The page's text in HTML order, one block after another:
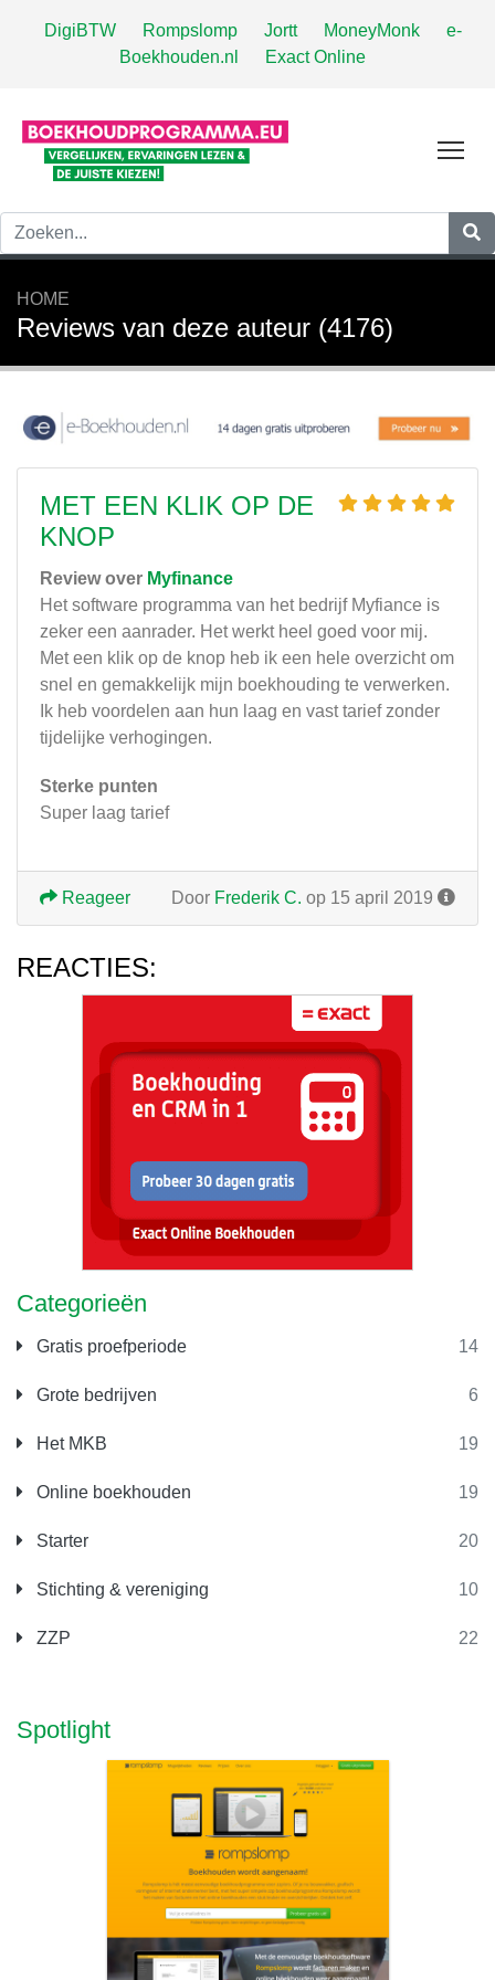
DigiBTW Rompslomp Jortt MoneyMonk
e-
Boekhouden.nl
Exact Online
HOME
Reviews van deze auteur (4176)
Categorieën
Gratis proefperiode 14
Grote bedrijven 6
Het MKB 19
Online boekhouden 19
Starter 20
Stichting & vereniging 10
ZZP 22
Spotlight
MET EEN KLIK OP DE
KNOP
Review over Myfinance
Het software programma van het bedrijf Myfiance is
zeker een aanrader. Het werkt heel goed voor mij.
Met een klik op de knop heb ik een hele overzicht om
snel en gemakkelijk mijn boekhouding te verwerken.
Ik heb voordelen aan hun laag en vast tarief zonder
tijdelijke verhogingen.
Sterke punten
Super laag tarief
Door Frederik C. op 15 april 2019
Reageer
REACTIES: